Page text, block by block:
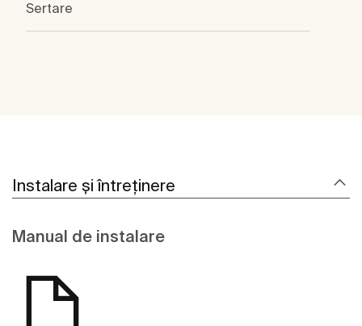
Sertare
Instalare și întreținere
Manual de instalare